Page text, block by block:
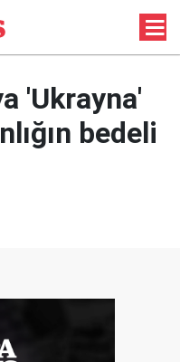
'Ukrayna'
bedeli